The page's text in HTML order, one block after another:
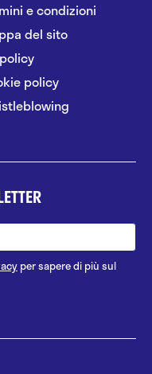
e condizioni
del sito
policy
per sapere di più sul